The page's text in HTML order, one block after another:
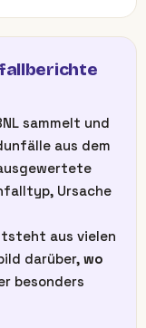
sammelt und
aus dem
Ursache
aus vielen
darüber, wo
besonders